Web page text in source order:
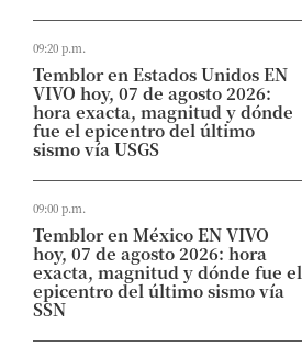
09:20 p.m.
Temblor en Estados Unidos EN
VIVO hoy, 07 de agosto 2026:
hora exacta, magnitud y dónde
fue el epicentro del último
sismo vía USGS
09:00 p.m.
Temblor en México EN VIVO
hoy, 07 de agosto 2026: hora
exacta, magnitud y dónde fue el
epicentro del último sismo vía
SSN